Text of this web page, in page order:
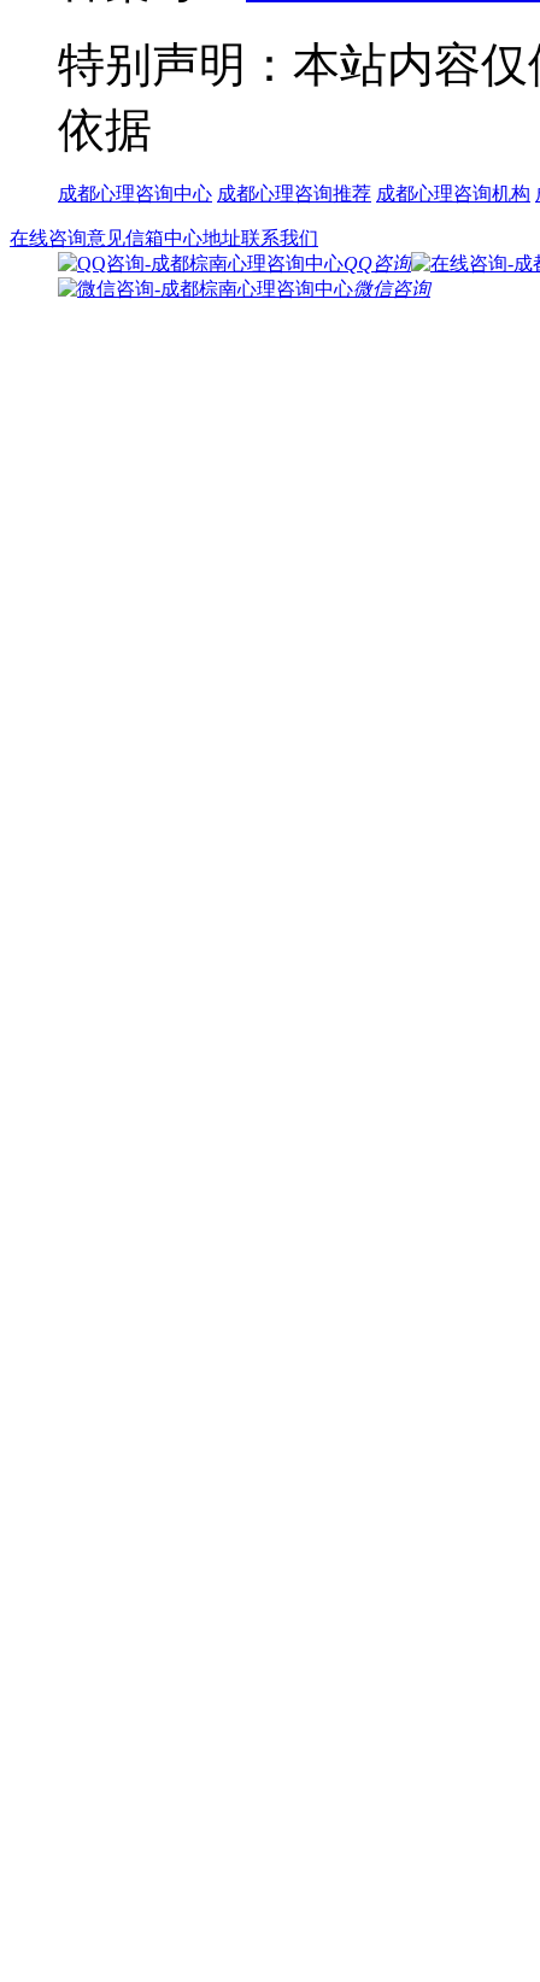
特别声明：本站内容
依据
成都心理咨询中心 成都心理咨询推荐 成都心理咨询机构
在线咨询意见信箱中心地址联系我们
QQ咨询
微信咨询